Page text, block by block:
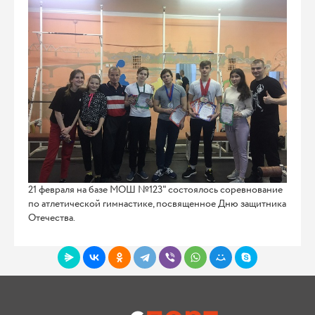
21 февраля на базе МОШ №123" состоялось соревнование
по атлетической гимнастике, посвященное Дню защитника
Отечества.